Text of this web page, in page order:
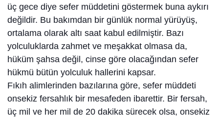
üç gece diye sefer müddetini göstermek buna aykırı
değildir. Bu bakımdan bir günlük normal yürüyüş,
ortalama olarak altı saat kabul edilmiştir. Bazı
yolculuklarda zahmet ve meşakkat olmasa da,
hüküm şahsa değil, cinse göre olacağından sefer
hükmü bütün yolculuk hallerini kapsar.
Fıkıh alimlerinden bazılarına göre, sefer müddeti
onsekiz fersahlık bir mesafeden ibarettir. Bir fersah,
üç mil ve her mil de 20 dakika sürecek olsa, onsekiz